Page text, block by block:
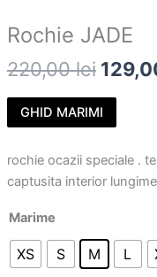
Rochie JADE
220,00lei
GHID MARIMI
rochie ocazii speciale .
captusita interior
Marime
XS S M L